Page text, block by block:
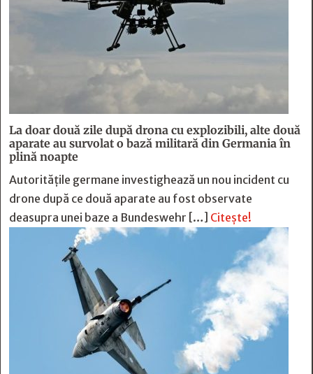
La doar două zile după drona cu explozibili, alte două
aparate au survolat o bază militară din Germania în
plină noapte
Autoritățile germane investighează un nou incident cu
drone după ce două aparate au fost observate
deasupra unei baze a Bundeswehr […] Citește!